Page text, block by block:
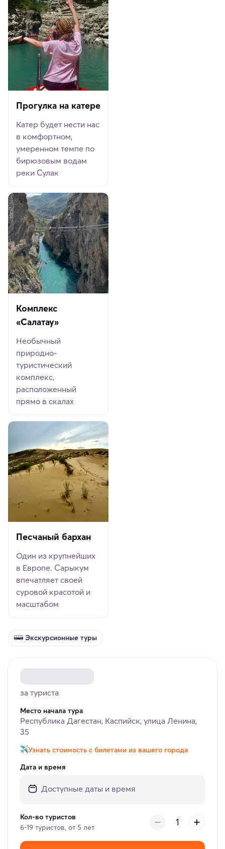
Прогулка на катере
Катер будет нести нас
в комфортном,
умеренном темпе по
бирюзовым водам
реки Сулак
Комплекс
«Салатау»
Необычный
природно-
туристический
комплекс,
расположенный
прямо в скалах
Песчаный бархан
Один из крупнейших
в Европе. Сарыкум
впечатляет своей
суровой красотой и
масштабом
Экскурсионные туры
за туриста
Место начала тура
Республика Дагестан, Каспийск, улица Ленина,
35
Узнать стоимость с билетами из вашего города
Дата и время
Кол-во туристов
6-19 туристов, от 5 лет